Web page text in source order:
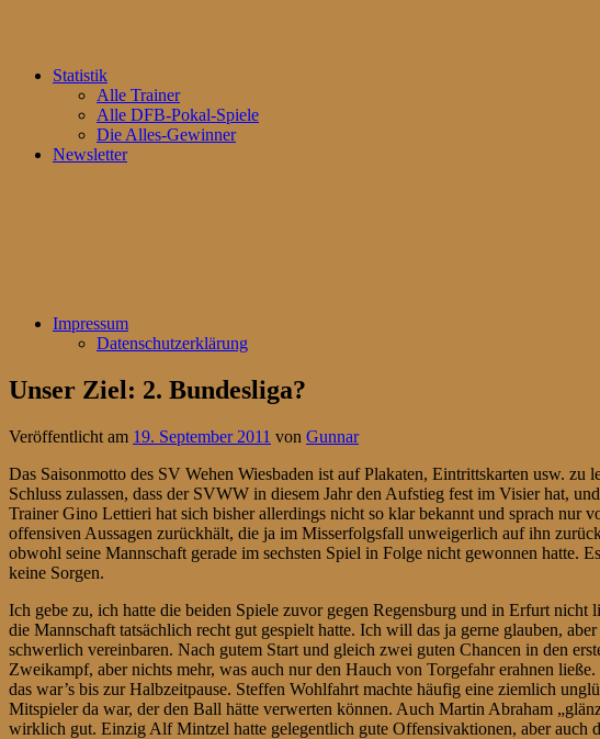
Statistik
Alle Trainer
Alle DFB-Pokal-Spiele
Die Alles-Gewinner
Newsletter
Impressum
Datenschutzerklärung
Unser Ziel: 2. Bundesliga?
Veröffentlicht am 19. September 2011 von Gunnar
Das Saisonmotto des SV Wehen Wiesbaden ist auf Plakaten, Eintrittskarten usw.
Schluss zulassen, dass der SVWW in diesem Jahr den Aufstieg fest im Visier hat,
Trainer Gino Lettieri hat sich bisher allerdings nicht so klar bekannt und sprach nur
offensiven Aussagen zurückhält, die ja im Misserfolgsfall unweigerlich auf ihn
obwohl seine Mannschaft gerade im sechsten Spiel in Folge nicht gewonnen hatte.
keine Sorgen.
Ich gebe zu, ich hatte die beiden Spiele zuvor gegen Regensburg und in Erfurt
die Mannschaft tatsächlich recht gut gespielt hatte. Ich will das ja gerne glauben,
schwerlich vereinbaren. Nach gutem Start und gleich zwei guten Chancen in den
Zweikampf, aber nichts mehr, was auch nur den Hauch von Torgefahr erahnen
das war’s bis zur Halbzeitpause. Steffen Wohlfahrt machte häufig eine ziemlich
Mitspieler da war, der den Ball hätte verwerten können. Auch Martin Abraham
wirklich gut. Einzig Alf Mintzel hatte gelegentlich gute Offensivaktionen, aber auch